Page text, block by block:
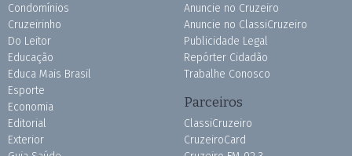
Condomínios
Cruzeirinho
Do Leitor
Educação
Educa Mais Brasil
Esporte
Economia
Editorial
Exterior
Anuncie no Cruzeiro
Anuncie no ClassiCruzeiro
Publicidade Legal
Repórter Cidadão
Trabalhe Conosco
Parceiros
ClassiCruzeiro
CruzeiroCard